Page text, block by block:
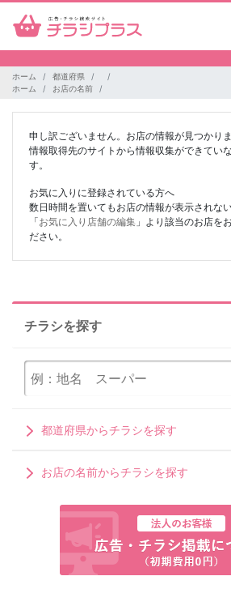
ホーム
都道府県
ホーム
お店の名前
申し訳ございません。お店の情報が見つかりま
情報取得先のサイトから情報収集ができてい
す。
お気に入りに登録されている方へ
数日時間を置いてもお店の情報が表示されな
「お気に入り店舗の編集 」より該当のお店を
ださい。
チラシを探す
都道府県からチラシを探す
お店の名前からチラシを探す